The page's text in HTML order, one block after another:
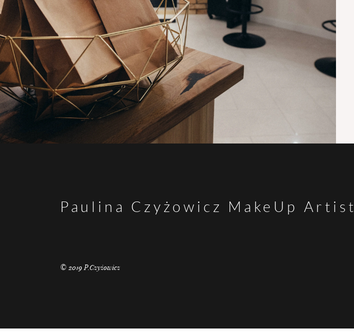
Paulina Czyżowicz MakeUp Artist
© 2019 P.Czyżowicz